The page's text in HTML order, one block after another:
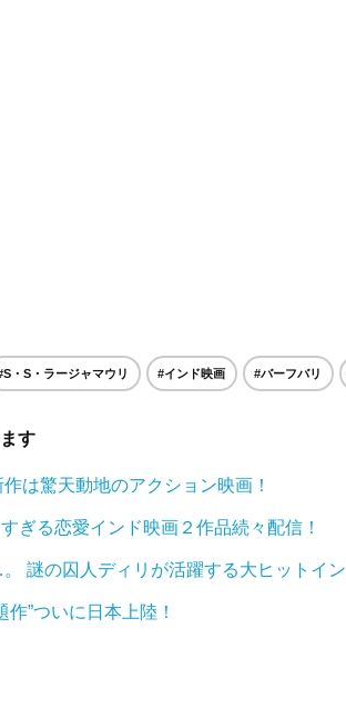
・S・ラージャマウリ #インド映画 #バーフバリ
す
は驚天動地のアクション映画！
ぎる恋愛インド映画２作品続々配信！
謎の囚人ディリが活躍する大ヒットイン
”ついに日本上陸！